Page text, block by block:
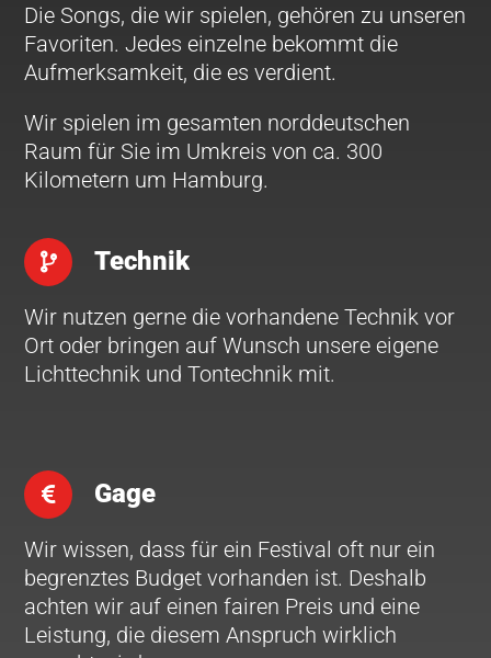
Die Songs, die wir spielen, gehören zu unseren
Favoriten. Jedes einzelne bekommt die
Aufmerksamkeit, die es verdient.
Wir spielen im gesamten norddeutschen
Raum für Sie im Umkreis von ca. 300
Kilometern um Hamburg.
Technik
Wir nutzen gerne die vorhandene Technik vor
Ort oder bringen auf Wunsch unsere eigene
Lichttechnik und Tontechnik mit.
Gage
Wir wissen, dass für ein Festival oft nur ein
begrenztes Budget vorhanden ist. Deshalb
achten wir auf einen fairen Preis und eine
Leistung, die diesem Anspruch wirklich